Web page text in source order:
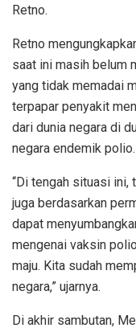
Retno.
Retno
saat ini masih belum
yang tidak memadai
terpapar penyakit
dari dunia negara di
negara endemik polio.
“Di tengah situasi ini,
juga berdasarkan
dapat
mengenai vaksin
maju. Kita sudah
negara,” ujarnya.
Di akhir sambutan,